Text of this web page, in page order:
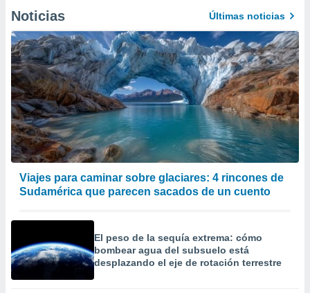
datos
momento
en
en
en
de
o acceder
datos
Noticias Últimas noticias
Viajes para caminar sobre glaciares: 4 rincones de
Sudamérica que parecen sacados de un cuento
El peso de la sequía extrema: cómo
bombear agua del subsuelo está
desplazando el eje de rotación terrestre